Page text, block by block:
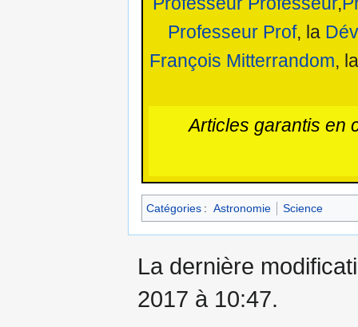
Professeur Prof, la
François Mitterrandom,
Articles garantis en
Catégories : Astronomie Science
La dernière
2017 à 10:47.